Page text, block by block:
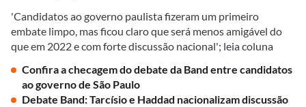
'Candidatos ao governo paulista fizeram um primeiro
embate limpo, mas ficou claro que será menos amigável do
que em 2022 e com forte discussão nacional'; leia coluna
Confira a checagem do debate da Band entre candidatos
ao governo de São Paulo
Debate Band: Tarcísio e Haddad nacionalizam discussão